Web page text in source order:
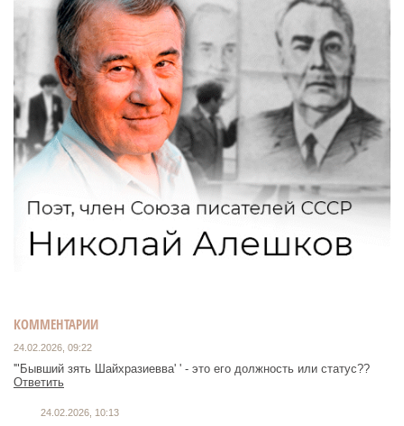
КОММЕНТАРИИ
24.02.2026, 09:22
'"Бывший зять Шайхразиевва' ' - это его должность или статус??
Ответить
24.02.2026, 10:13